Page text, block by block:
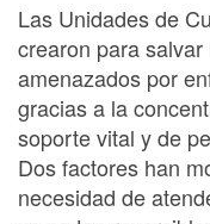
Las Unidades de
crearon para
amenazados por
gracias a la
soporte vital y de
Dos factores han
necesidad de